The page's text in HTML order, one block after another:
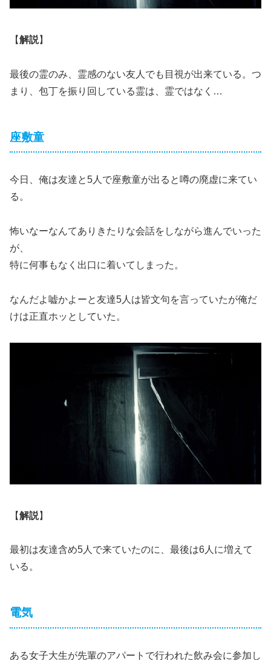
【解説】
最後の霊のみ、霊感のない友人でも目視が出来ている。つ
まり、包丁を振り回している霊は、霊ではなく…
座敷童
今日、俺は友達と5人で座敷童が出ると噂の廃虚に来てい
る。
怖いなーなんてありきたりな会話をしながら進んでいった
が、
特に何事もなく出口に着いてしまった。
なんだよ嘘かよーと友達5人は皆文句を言っていたが俺だ
けは正直ホッとしていた。
【解説】
最初は友達含め5人で来ていたのに、最後は6人に増えて
いる。
電気
ある女子大生が先輩のアパートで行われた飲み会に参加し